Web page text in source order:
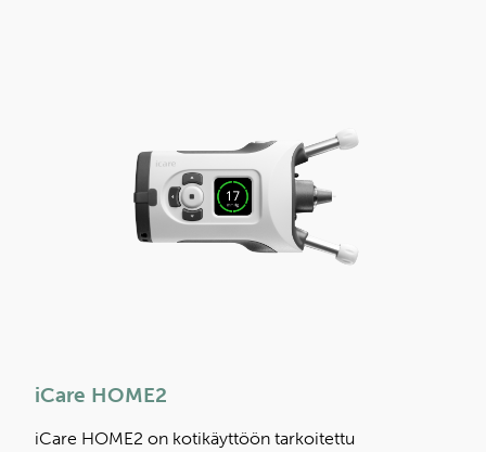
iCare HOME2
iCare HOME2 on kotikäyttöön tarkoitettu